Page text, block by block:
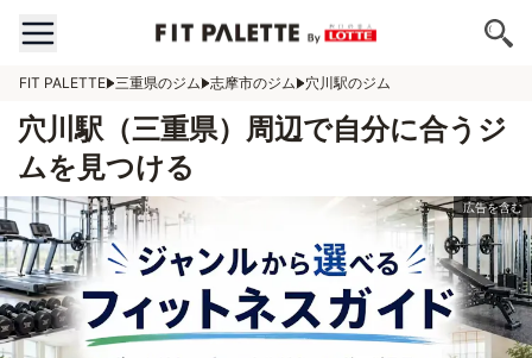
FIT PALETTE 三重県のジム 志摩市のジム 穴川駅のジム
穴川駅（三重県）周辺で自分に合うジ
ムを見つける